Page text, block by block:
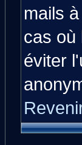
mails
cas où
éviter